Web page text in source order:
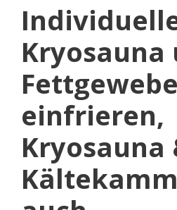
Kryosauna
Fettgewebe
einfrieren,
Kryosauna